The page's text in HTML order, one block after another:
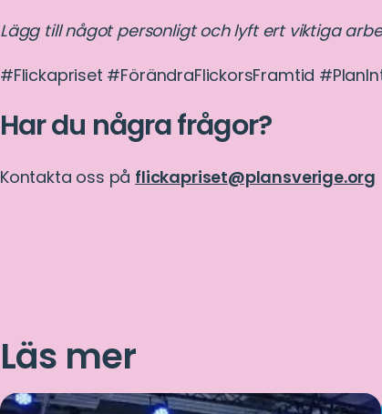
Lägg till något personligt och lyft ert viktiga
#Flickapriset #FörändraFlickorsFramtid
Har du några frågor?
Kontakta oss på flickapriset@plansverige.org
Läs mer